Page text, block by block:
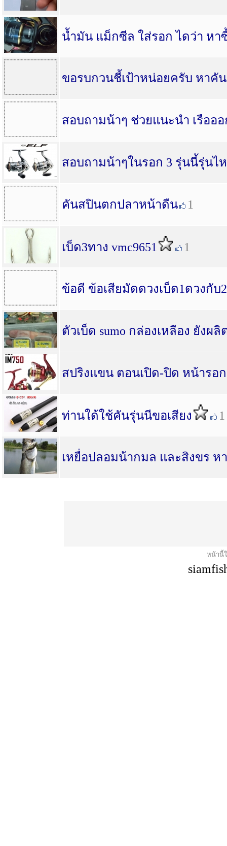
น้ำมัน แม็กซีล ใส่รอก ไดว่า หา
ขอรบกวนชี้เป้าหน่อยครับ หาคั
สอบถามน้าๆ ช่วยแนะนำ เรืออ
สอบถามน้าๆในรอก 3 รุ่นนี้รุ่นไ
คันสปินตกปลาหน้าดืน 1
เบ็ด3ทาง vmc9651 1
ข้อดี ข้อเสียมัดดวงเบ็ด1ดวงกับ
ตัวเบ็ด sumo กล่องเหลือง ยังผ
สปริงแขน ตอนเปิด-ปิด หน้ารอ
ท่านใด้ใช้คันรุ่นนีขอเสียง 1
เหยื่อปลอมน้ากมล และสิงขร ห
หน้านี้ใ